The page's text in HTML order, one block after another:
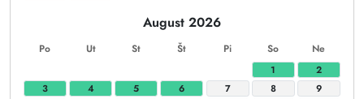
August 2026
Po Ut St Št Pi So Ne
1
2
3
4 5 6 7 8
9